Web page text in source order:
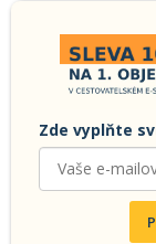
Zde vyplňte